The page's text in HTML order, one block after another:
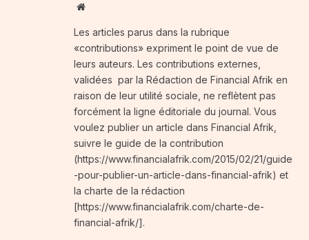
Website
Les articles parus dans la rubrique
«contributions» expriment le point de vue de
leurs auteurs. Les contributions externes,
validées par la Rédaction de Financial Afrik en
raison de leur utilité sociale, ne reflètent pas
forcément la ligne éditoriale du journal. Vous
voulez publier un article dans Financial Afrik,
suivre le guide de la contribution
(https://www.financialafrik.com/2015/02/21/guide
-pour-publier-un-article-dans-financial-afrik) et
la charte de la rédaction
[https://www.financialafrik.com/charte-de-
financial-afrik/].